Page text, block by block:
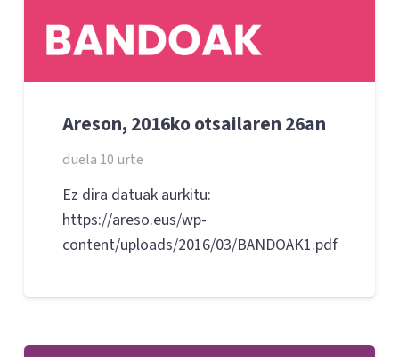
Areson, 2016ko otsailaren 26an
duela 10 urte
Ez dira datuak aurkitu:
https://areso.eus/wp-
content/uploads/2016/03/BANDOAK1.pdf